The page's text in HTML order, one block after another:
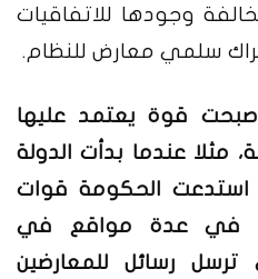
وجودها للاتفاقيات
سلمي معارض للنظام.
قوة يعتمد عليها
مثلا عندما بدأت الدولة
اجازة ميزانية 2018، استدعت الحكومة قوات
في عدة مواقع في
ترسل رسائل للمعارضين